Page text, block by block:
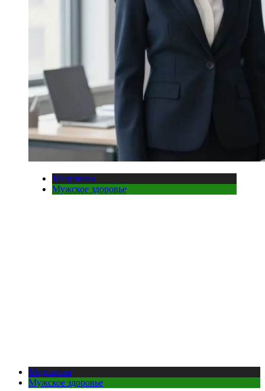
Медицина
Мужское здоровье
Медицина
Мужское здоровье